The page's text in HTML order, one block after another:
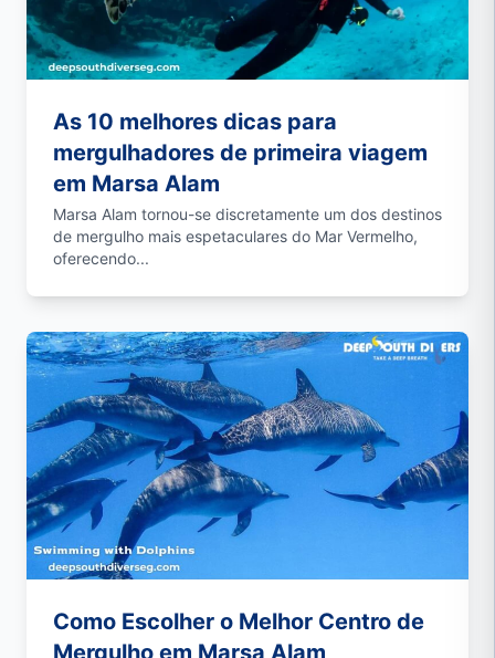
As 10 melhores dicas para
mergulhadores de primeira viagem
em Marsa Alam
Marsa Alam tornou-se discretamente um dos destinos
de mergulho mais espetaculares do Mar Vermelho,
oferecendo...
Como Escolher o Melhor Centro de
Mergulho em Marsa Alam